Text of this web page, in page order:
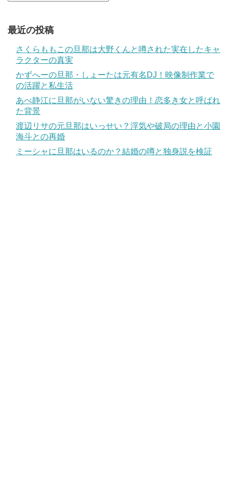
最近の投稿
さくらももこの旦那は大野くんと噂された実在したキャ
ラクターの真実
かずへーの旦那・しょーたは元有名DJ！映像制作業で
の活躍と私生活
あべ静江に旦那がいない驚きの理由！恋多き女と呼ばれ
た背景
渡辺リサの元旦那はいっせい？浮気や破局の理由と小園
海斗との再婚
ミーシャに旦那はいるのか？結婚の噂と独身説を検証